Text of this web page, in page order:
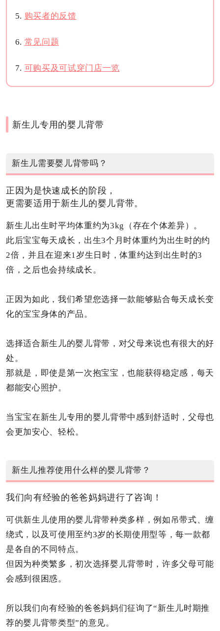
购买者的反馈
常见问题
可购买及可试穿门店一览
新生儿专用的婴儿背带
新生儿需要婴儿背带吗？
正因为是快速成长的阶段，
更需要适用于新生儿的婴儿背带。
新生儿出生时平均体重约为3kg（存在个体差异）。
此后宝宝每天成长，出生3个月时体重约为出生时的约
2倍， 并且在迎来1岁生日时，体重约达到出生时的3
倍，之后也会持续成长。
正因为如此，我们希望您选择一款能够贴合每天成长变
化的宝宝身体的产品。
选择适合新生儿的婴儿背带，对父母来说也有很大的好
处。
那就是，即使是第一次抱宝宝，也能获得稳定感，每天
都能安心照护。
当宝宝在新生儿专用的婴儿背带中感到舒适时，父母也
会更加安心、轻松。
新生儿推荐使用什么样的婴儿背带？
我们向有经验的爸爸妈妈进行了咨询！
可供新生儿使用的婴儿背带种类多样，例如吊带式、缠
绕式，以及可使用至约3岁的长期使用型等，每一款都
是各自的不同特点。
但因为种类繁多，初次选择婴儿背带时，许多父母可能
会感到很困惑。
所以我们向有经验的爸爸妈妈们征询了“新生儿时期推
荐的婴儿背带类型”的意见。